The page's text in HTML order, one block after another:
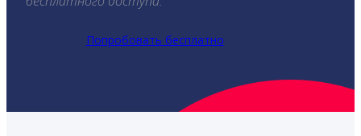
Попробовать бесплатно